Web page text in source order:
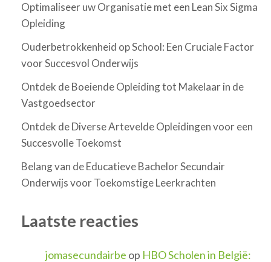
Optimaliseer uw Organisatie met een Lean Six Sigma
Opleiding
Ouderbetrokkenheid op School: Een Cruciale Factor
voor Succesvol Onderwijs
Ontdek de Boeiende Opleiding tot Makelaar in de
Vastgoedsector
Ontdek de Diverse Artevelde Opleidingen voor een
Succesvolle Toekomst
Belang van de Educatieve Bachelor Secundair
Onderwijs voor Toekomstige Leerkrachten
Laatste reacties
jomasecundairbe op HBO Scholen in België: